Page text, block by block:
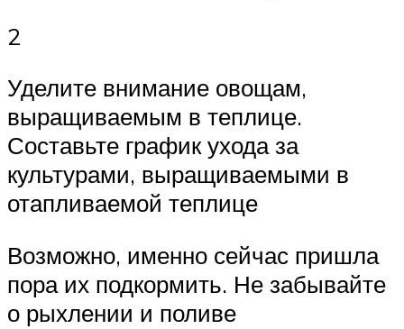
2
Уделите внимание овощам,
выращиваемым в теплице.
Составьте график ухода за
культурами, выращиваемыми в
отапливаемой теплице
Возможно, именно сейчас пришла
пора их подкормить. Не забывайте
о рыхлении и поливе